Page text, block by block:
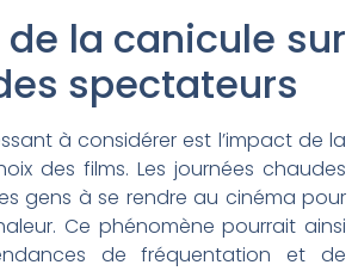
de la canicule sur
spectateurs
à considérer est l’impact de la
des films. Les journées chaudes
gens à se rendre au cinéma pour
Ce phénomène pourrait ainsi
de fréquentation et de